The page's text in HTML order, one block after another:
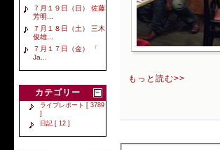
７月１９日（日） 佐藤
芳明...
７月１８日（土） 三木
俊雄...
７月１７日（金） 「
Ja...
カテゴリー
ライブレポート [ 3789
]
日記 [ 12 ]
もっと読む>>